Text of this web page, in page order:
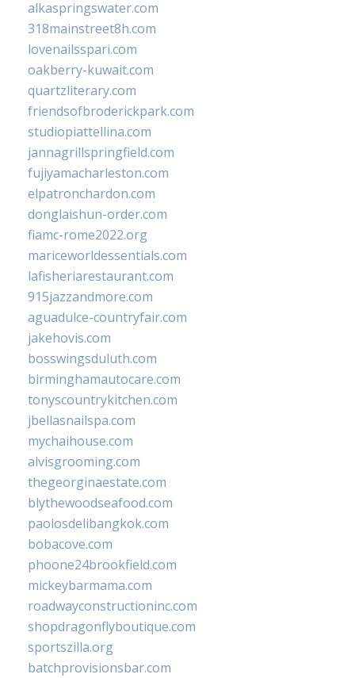
alkaspringswater.com
318mainstreet8h.com
lovenailsspari.com
oakberry-kuwait.com
quartzliterary.com
friendsofbroderickpark.com
studiopiattellina.com
jannagrillspringfield.com
fujiyamacharleston.com
elpatronchardon.com
donglaishun-order.com
fiamc-rome2022.org
mariceworldessentials.com
lafisheriarestaurant.com
915jazzandmore.com
aguadulce-countryfair.com
jakehovis.com
bosswingsduluth.com
birminghamautocare.com
tonyscountrykitchen.com
jbellasnailspa.com
mychaihouse.com
alvisgrooming.com
thegeorginaestate.com
blythewoodseafood.com
paolosdelibangkok.com
bobacove.com
phoone24brookfield.com
mickeybarmama.com
roadwayconstructioninc.com
shopdragonflyboutique.com
sportszilla.org
batchprovisionsbar.com